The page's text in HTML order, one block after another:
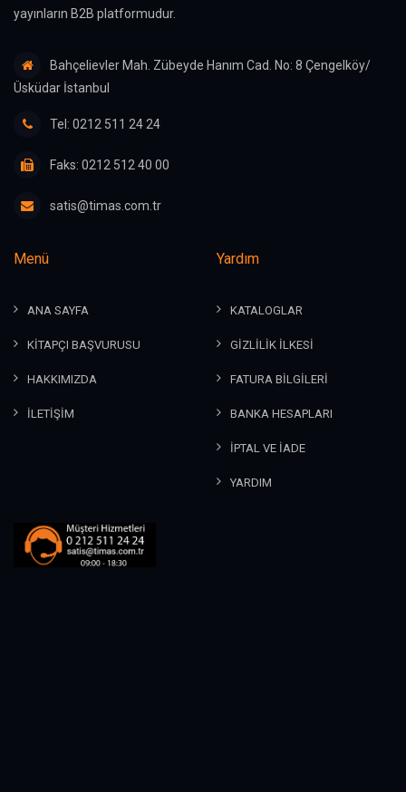
yayınların B2B platformudur.
Bahçelievler Mah. Zübeyde Hanım Cad. No: 8 Çengelköy/
Üsküdar İstanbul
Tel: 0212 511 24 24
Faks: 0212 512 40 00
satis@timas.com.tr
Menü
ANA SAYFA
KİTAPÇI BAŞVURUSU
HAKKIMIZDA
İLETİŞİM
Yardım
KATALOGLAR
GİZLİLİK İLKESİ
FATURA BİLGİLERİ
BANKA HESAPLARI
İPTAL VE İADE
YARDIM